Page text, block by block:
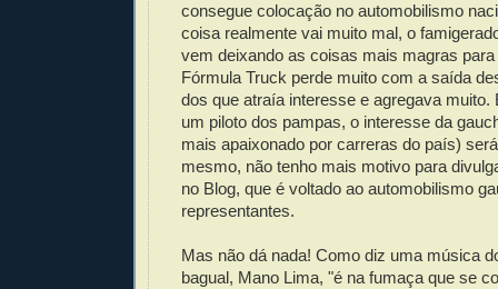
consegue colocação no automobilismo
coisa realmente vai muito mal, o
vem deixando as coisas mais magras
Fórmula Truck perde muito com a saída
dos que atraía interesse e agregava muito.
um piloto dos pampas, o interesse da
mais apaixonado por carreras do país)
mesmo, não tenho mais motivo para
no Blog, que é voltado ao automobilismo
representantes.
Mas não dá nada! Como diz uma música
bagual, Mano Lima, "é na fumaça que se